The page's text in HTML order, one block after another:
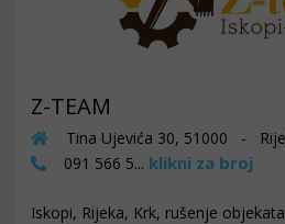
Z-TEAM
Tina Ujevića 30, 51000 -
091 566 5... klikni za broj
Iskopi, Rijeka, Krk, rušenje